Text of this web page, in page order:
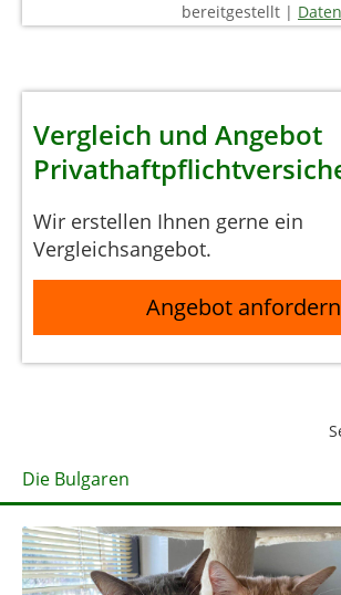
bereitgestellt |
Vergleich und Angebot
Wir erstellen Ihnen gerne ein
Vergleichsangebot.
Angebot anfordern
Die Bulgaren